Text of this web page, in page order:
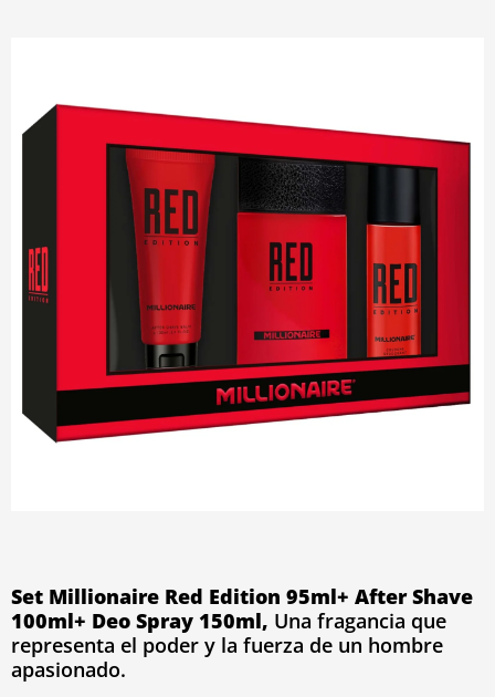
Set Millionaire Red Edition 95ml+ After Shave
100ml+ Deo Spray 150ml, Una fragancia que
representa el poder y la fuerza de un hombre
apasionado.